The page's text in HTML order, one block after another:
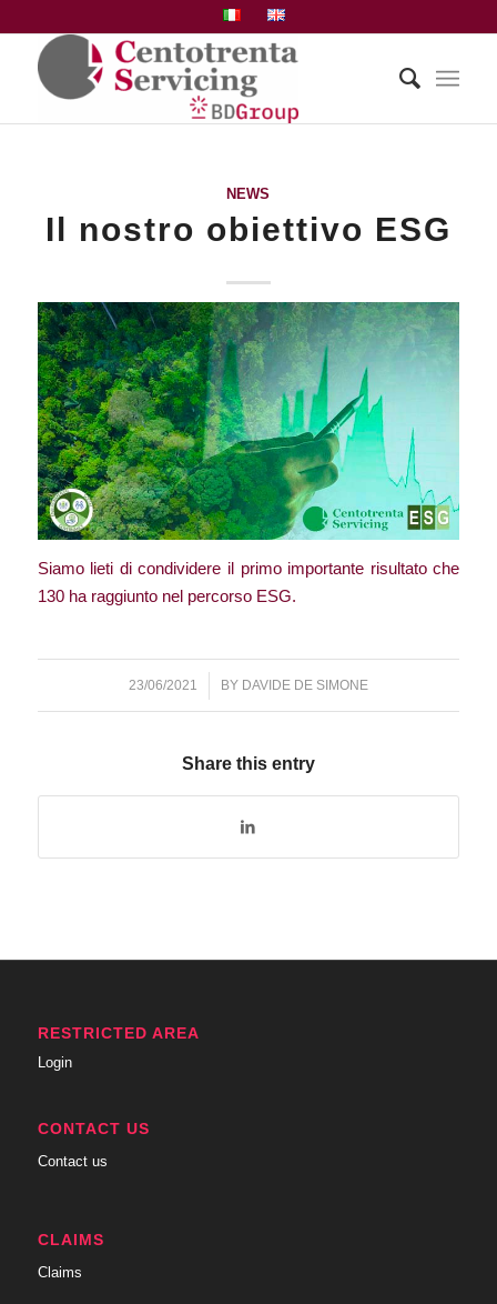
NEWS
Il nostro obiettivo ESG
Siamo lieti di condividere il primo importante risultato che
130 ha raggiunto nel percorso ESG.
23/06/2021
/ BY DAVIDE DE SIMONE
Share this entry
RESTRICTED AREA
Login
CONTACT US
Contact us
CLAIMS
Claims